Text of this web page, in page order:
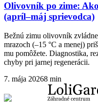
Olivovník po zime:
(apríl–máj sprievodca)
Bežnú zimu olivovník
mrazoch (–15 °C a menej)
mu pomôžete. Diagnostika,
chyby pri jarnej regenerácii.
7. mája 20268 min